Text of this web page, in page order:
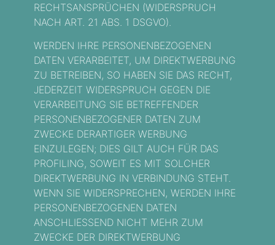
RECHTSANSPRÜCHEN (WIDERSPRUCH
NACH ART. 21 ABS. 1 DSGVO).
WERDEN IHRE PERSONENBEZOGENEN
DATEN VERARBEITET, UM DIREKTWERBUNG
ZU BETREIBEN, SO HABEN SIE DAS RECHT,
JEDERZEIT WIDERSPRUCH GEGEN DIE
VERARBEITUNG SIE BETREFFENDER
PERSONENBEZOGENER DATEN ZUM
ZWECKE DERARTIGER WERBUNG
EINZULEGEN; DIES GILT AUCH FÜR DAS
PROFILING, SOWEIT ES MIT SOLCHER
DIREKTWERBUNG IN VERBINDUNG STEHT.
WENN SIE WIDERSPRECHEN, WERDEN IHRE
PERSONENBEZOGENEN DATEN
ANSCHLIESSEND NICHT MEHR ZUM
ZWECKE DER DIREKTWERBUNG